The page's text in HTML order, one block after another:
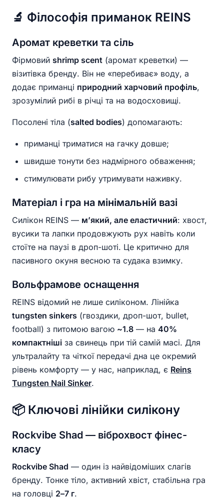
🔬 Філософія приманок REINS
Аромат креветки та сіль
Фірмовий shrimp scent (аромат креветки) —
візитівка бренду. Він не «перебиває» воду, а
додає приманці природний харчовий профіль,
зрозумілий рибі в річці та на водосховищі.
Посолені тіла (salted bodies) допомагають:
приманці триматися на гачку довше;
швидше тонути без надмірного обваження;
стимулювати рибу утримувати наживку.
Матеріал і гра на мінімальній вазі
Силікон REINS — м’який, але еластичний: хвост,
вусики та лапки продовжують рух навіть коли
стоїте на паузі в дроп-шоті. Це критично для
пасивного окуня весною та судака взимку.
Вольфрамове оснащення
REINS відомий не лише силіконом. Лінійка
tungsten sinkers (гвоздики, дроп-шот, bullet,
football) з питомою вагою ~1.8 — на 40%
компактніші за свинець при тій самій масі. Для
ультралайту та чіткої передачі дна це окремий
рівень комфорту — у нас, наприклад, є Reins
Tungsten Nail Sinker.
📦 Ключові лінійки силікону
Rockvibe Shad — віброхвост фінес-
класу
Rockvibe Shad — один із найвідоміших слагів
бренду. Тонке тіло, активний хвіст, стабільна гра
на головці 2–7 г.